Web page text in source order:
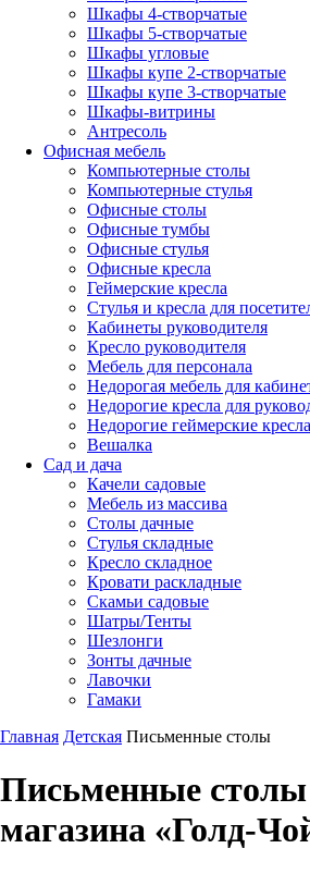
Шкафы 4-створчатые
Шкафы 5-створчатые
Шкафы угловые
Шкафы купе 2-створчатые
Шкафы купе 3-створчатые
Шкафы-витрины
Антресоль
Офисная мебель
Компьютерные столы
Компьютерные стулья
Офисные столы
Офисные тумбы
Офисные стулья
Офисные кресла
Геймерские кресла
Стулья и кресла для
Кабинеты руководителя
Кресло руководителя
Мебель для персонала
Недорогая мебель для
Недорогие кресла для
Недорогие геймерские кресла
Вешалка
Сад и дача
Качели садовые
Мебель из массива
Столы дачные
Стулья складные
Кресло складное
Кровати раскладные
Скамьи садовые
Шатры/Тенты
Шезлонги
Зонты дачные
Лавочки
Гамаки
Главная Детская Письменные столы
Письменные столы
магазина «Голд-